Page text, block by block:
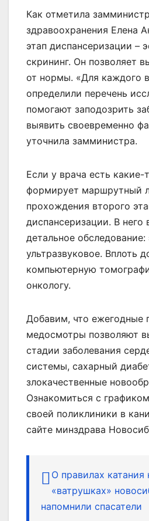
Как отметила
здравоохранения Елена
этап диспансеризации –
скрининг. Он позволяет
от нормы. «Для каждого
определили перечень
помогают заподозрить
выявить своевременно
уточнила замминистра.
Если у врача есть какие-
формирует маршрутный
прохождения второго
диспансеризации. В него
детальное
ультразвуковое. Вплоть
компьютерную
онкологу.
Добавим, что ежегодные
медосмотры позволяют
стадии заболевания
системы, сахарный
злокачественные
Ознакомиться с
своей поликлиники в
сайте минздрава
О правилах
«ватрушках»
напомнили спасатели